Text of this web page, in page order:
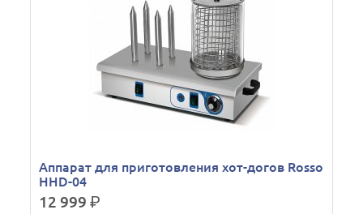
Аппарат для приготовления хот-догов Rosso
HHD-04
12 999р.